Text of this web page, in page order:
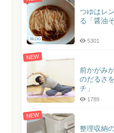
BLOG
つゆはレ
る「醤油
5301
NEW
前かがみ
のだるさ
チ」
1789
NEW
整理収納